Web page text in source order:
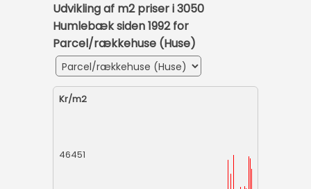
Udvikling af m2 priser i 3050
Humlebæk siden 1992 for
Parcel/rækkehuse (Huse)
Kr/m2
46451